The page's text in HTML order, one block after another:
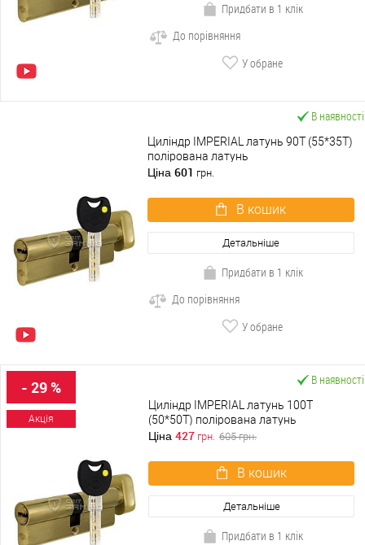
Придбати в 1 клік
До порівняння
У обране
В наявності
Циліндр IMPERIAL латунь 90T (55*35T)
полірована латунь
Ціна 601 грн.
В кошик
Детальніше
Придбати в 1 клік
До порівняння
У обране
- 29 %
Акція
В наявності
Циліндр IMPERIAL латунь 100T
(50*50T) полірована латунь
Ціна 427 грн. 605грн.
В кошик
Детальніше
Придбати в 1 клік